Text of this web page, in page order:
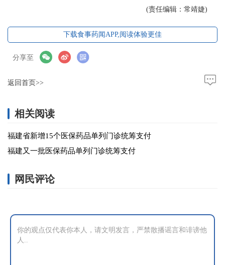
(责任编辑：常靖婕)
下载食事药闻APP,阅读体验更佳
分享至
返回首页>>
相关阅读
福建省新增15个医保药品单列门诊统筹支付
福建又一批医保药品单列门诊统筹支付
网民评论